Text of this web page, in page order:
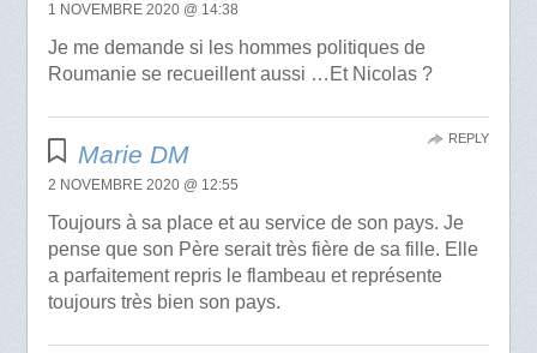
1 NOVEMBRE 2020 @ 14:38
Je me demande si les hommes politiques de
Roumanie se recueillent aussi …Et Nicolas ?
Marie DM
2 NOVEMBRE 2020 @ 12:55
Toujours à sa place et au service de son pays. Je
pense que son Père serait très fière de sa fille. Elle
a parfaitement repris le flambeau et représente
toujours très bien son pays.
REPLY